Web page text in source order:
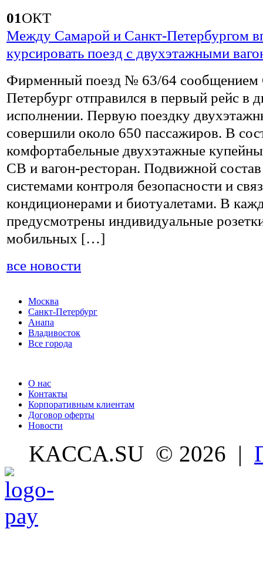
01ОКТ
Между Самарой и Санкт-Петербургом
курсировать поезд с двухэтажными
Фирменный поезд № 63/64 сообщением
Петербург отправился в первый рейс в
исполнении. Первую поездку
совершили около 650 пассажиров. В
комфортабельные двухэтажные
СВ и вагон-ресторан. Подвижной
системами контроля безопасности и
кондиционерами и биотуалетами. В
предусмотрены индивидуальные
мобильных […]
все новости
Москва
Санкт-Петербург
Анапа
Владивосток
Все города
О нас
Контакты
Корпоративным клиентам
Договор оферты
Новости
KACCA.SU © 2026 |